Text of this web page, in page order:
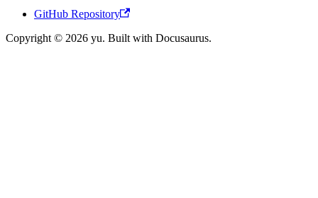
GitHub Repository
Copyright © 2026 yu. Built with Docusaurus.